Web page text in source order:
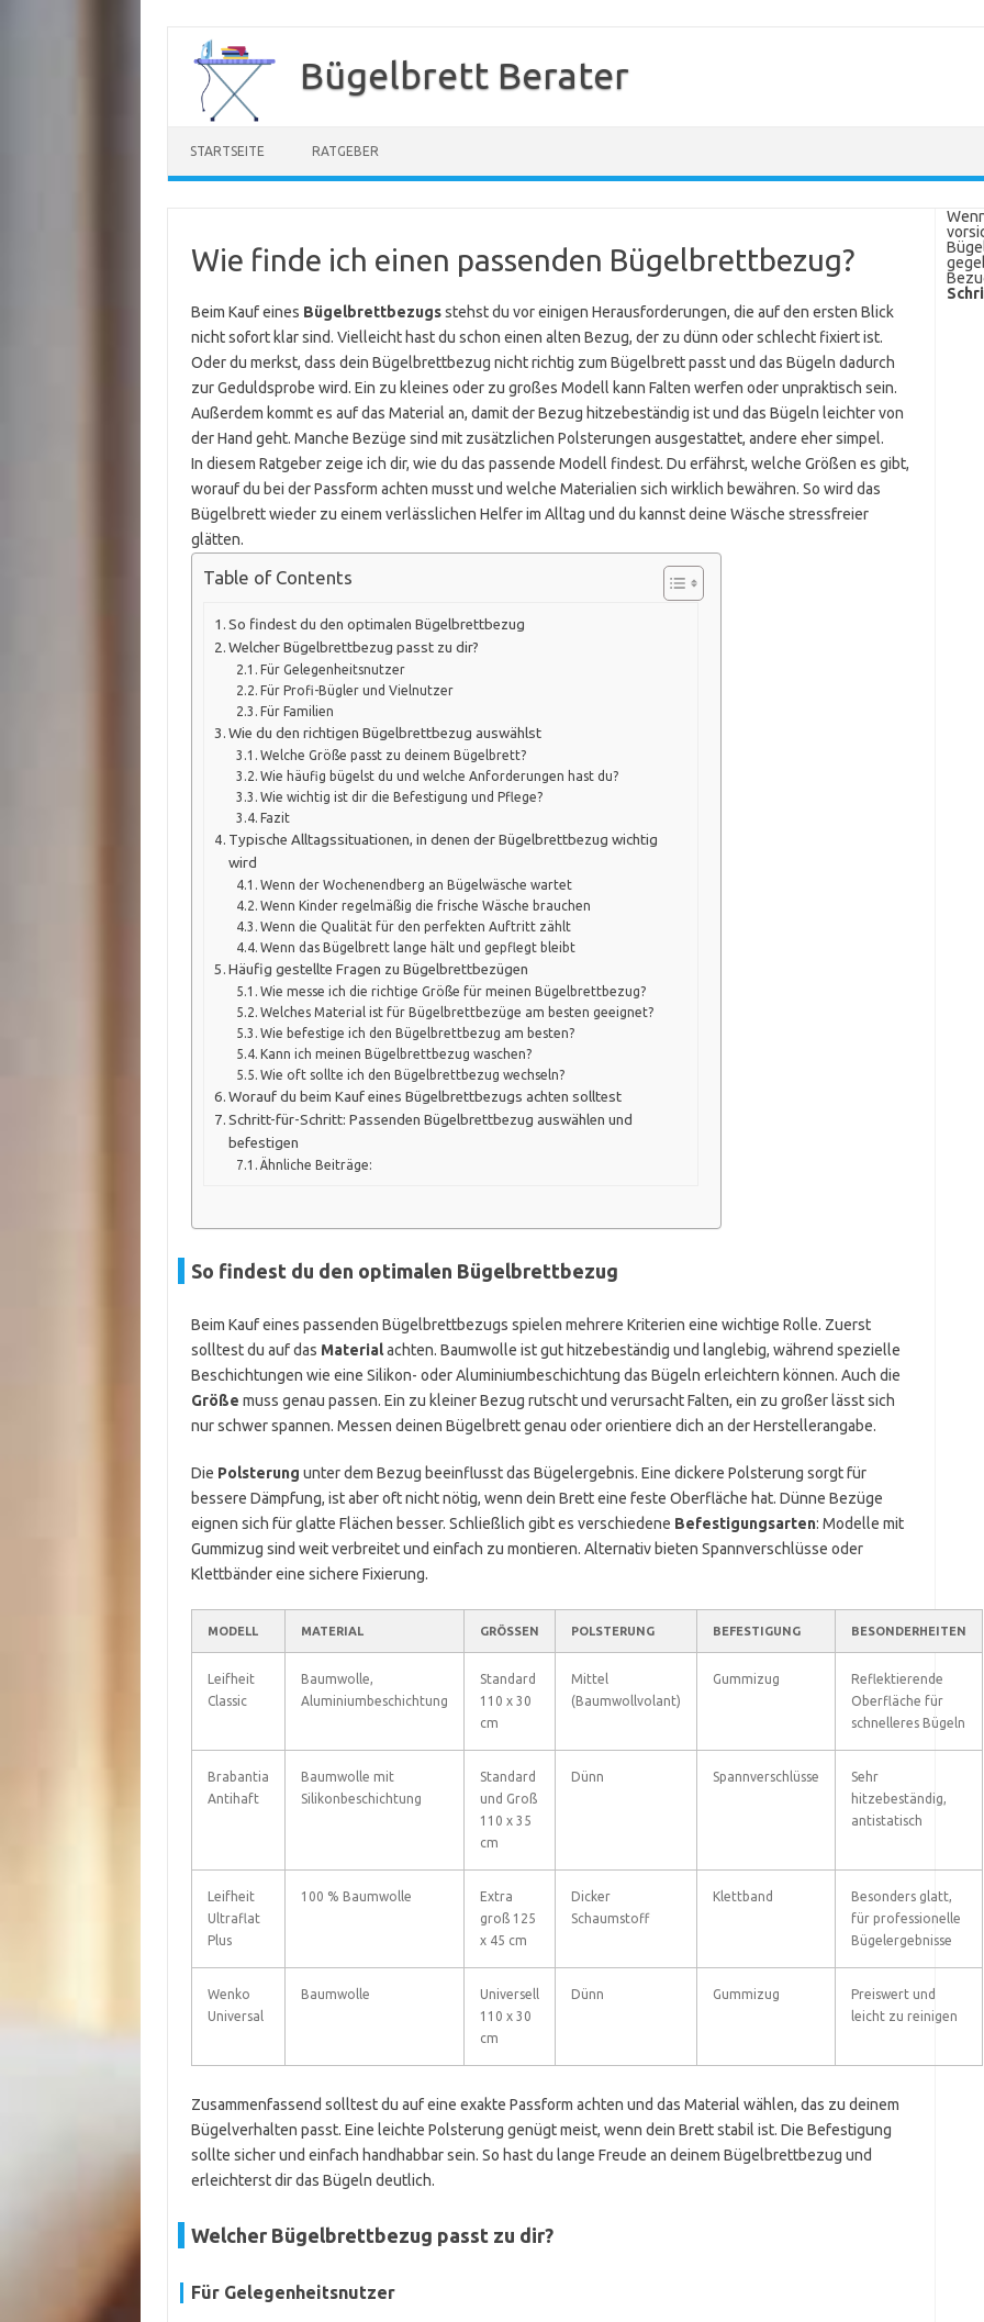
Inhalt
springen
Bügelbrett Berater
STARTSEITE RATGEBER
Wie finde ich einen passenden Bügelbrettbezug?
Beim Kauf eines Bügelbrettbezugsstehst du vor einigen Herausforderungen, die auf den ersten Blick
nicht sofort klar sind. Vielleicht hast du schon einen alten Bezug, der zu dünn oder schlecht fixiert ist.
Oder du merkst, dass dein Bügelbrettbezug nicht richtig zum Bügelbrett passt und das Bügeln dadurch
zur Geduldsprobe wird. Ein zu kleines oder zu großes Modell kann Falten werfen oder unpraktisch sein.
Außerdem kommt es auf das Material an, damit der Bezug hitzebeständig ist und das Bügeln leichter von
der Hand geht. Manche Bezüge sind mit zusätzlichen Polsterungen ausgestattet, andere eher simpel.
In diesem Ratgeber zeige ich dir, wie du das passende Modell findest. Du erfährst, welche Größen es gibt,
worauf du bei der Passform achten musst und welche Materialien sich wirklich bewähren. So wird das
Bügelbrett wieder zu einem verlässlichen Helfer im Alltag und du kannst deine Wäsche stressfreier
glätten.
Table of Contents
So findest du den optimalen Bügelbrettbezug
Welcher Bügelbrettbezug passt zu dir?
Für Gelegenheitsnutzer
Für Profi-Bügler und Vielnutzer
Für Familien
Wie du den richtigen Bügelbrettbezug auswählst
Welche Größe passt zu deinem Bügelbrett?
Wie häufig bügelst du und welche Anforderungen hast du?
Wie wichtig ist dir die Befestigung und Pflege?
Fazit
Typische Alltagssituationen, in denen der Bügelbrettbezug wichtig
wird
Wenn der Wochenendberg an Bügelwäsche wartet
Wenn Kinder regelmäßig die frische Wäsche brauchen
Wenn die Qualität für den perfekten Auftritt zählt
Wenn das Bügelbrett lange hält und gepflegt bleibt
Häufig gestellte Fragen zu Bügelbrettbezügen
Wie messe ich die richtige Größe für meinen Bügelbrettbezug?
Welches Material ist für Bügelbrettbezüge am besten geeignet?
Wie befestige ich den Bügelbrettbezug am besten?
Kann ich meinen Bügelbrettbezug waschen?
Wie oft sollte ich den Bügelbrettbezug wechseln?
Worauf du beim Kauf eines Bügelbrettbezugs achten solltest
Schritt-für-Schritt: Passenden Bügelbrettbezug auswählen und
befestigen
Ähnliche Beiträge:
So findest du den optimalen Bügelbrettbezug
Beim Kauf eines passenden Bügelbrettbezugs spielen mehrere Kriterien eine wichtige Rolle. Zuerst
solltest du auf das Materialachten. Baumwolle ist gut hitzebeständig und langlebig, während spezielle
Beschichtungen wie eine Silikon- oder Aluminiumbeschichtung das Bügeln erleichtern können. Auch die
Größe muss genau passen. Ein zu kleiner Bezug rutscht und verursacht Falten, ein zu großer lässt sich
nur schwer spannen. Messen deinen Bügelbrett genau oder orientiere dich an der Herstellerangabe.
Die Polsterung unter dem Bezug beeinflusst das Bügelergebnis. Eine dickere Polsterung sorgt für
bessere Dämpfung, ist aber oft nicht nötig, wenn dein Brett eine feste Oberfläche hat. Dünne Bezüge
eignen sich für glatte Flächen besser. Schließlich gibt es verschiedene Befestigungsarten: Modelle mit
Gummizug sind weit verbreitet und einfach zu montieren. Alternativ bieten Spannverschlüsse oder
Klettbänder eine sichere Fixierung.
MODELL MATERIAL GRÖSSEN POLSTERUNG BEFESTIGUNG BESONDERHEITEN
Leifheit
Classic
Baumwolle,
Aluminiumbeschichtung
Standard
110 x 30
cm
Mittel
(Baumwollvolant)
Gummizug
Reflektierende
Oberfläche für
schnelleres Bügeln
Brabantia
Antihaft
Baumwolle mit
Silikonbeschichtung
Standard
und Groß
110 x 35
cm
Dünn Spannverschlüsse
Sehr
hitzebeständig,
antistatisch
Leifheit
Ultraflat
Plus
100 % Baumwolle
Extra
groß 125
x 45 cm
Dicker
Schaumstoff
Klettband
Besonders glatt,
für professionelle
Bügelergebnisse
Wenko
Universal
Baumwolle
Universell
110 x 30
cm
Dünn Gummizug
Preiswert und
leicht zu reinigen
Zusammenfassend solltest du auf eine exakte Passform achten und das Material wählen, das zu deinem
Bügelverhalten passt. Eine leichte Polsterung genügt meist, wenn dein Brett stabil ist. Die Befestigung
sollte sicher und einfach handhabbar sein. So hast du lange Freude an deinem Bügelbrettbezug und
erleichterst dir das Bügeln deutlich.
Welcher Bügelbrettbezug passt zu dir?
Für Gelegenheitsnutzer